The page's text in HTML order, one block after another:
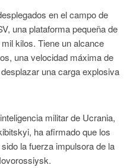
en el campo de
una plataforma pequeña de
kilos. Tiene un alcance
una velocidad máxima de
una carga explosiva
militar de Ucrania,
ha afirmado que los
la fuerza impulsora de la